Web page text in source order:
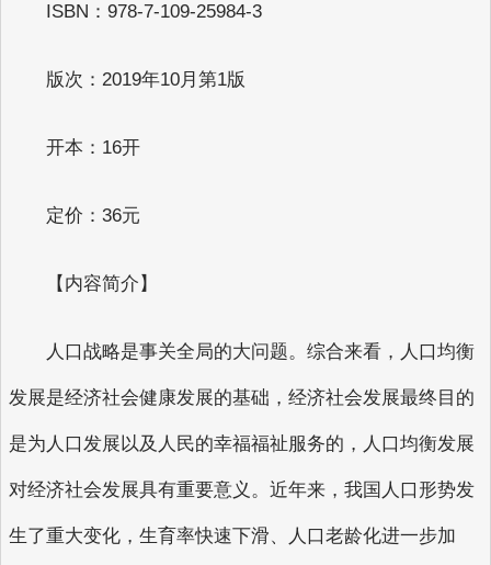
ISBN：978-7-109-25984-3
版次：2019年10月第1版
开本：16开
定价：36元
【内容简介】
人口战略是事关全局的大问题。综合来看，人口均衡
发展是经济社会健康发展的基础，经济社会发展最终目的
是为人口发展以及人民的幸福福祉服务的，人口均衡发展
对经济社会发展具有重要意义。近年来，我国人口形势发
生了重大变化，生育率快速下滑、人口老龄化进一步加